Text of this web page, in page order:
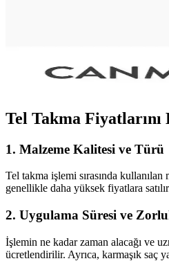
Canmake Eyebase, özellikle yağlı
vurgulamaktadır.
Tel Takma
1. Malzeme Kalitesi ve Türü
Tel takma işlemi sırasında
genellikle daha yüksek fiyatlara
2. Uygulama Süresi ve
İşlemin ne kadar zaman alacağı ve
ücretlendirilir. Ayrıca, karmaşık saç